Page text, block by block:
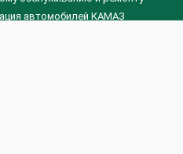
автомобилей КАМАЗ